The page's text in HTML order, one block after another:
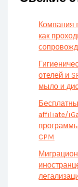
Компания
как
отелей и
мыло и
affiliate/
CPM